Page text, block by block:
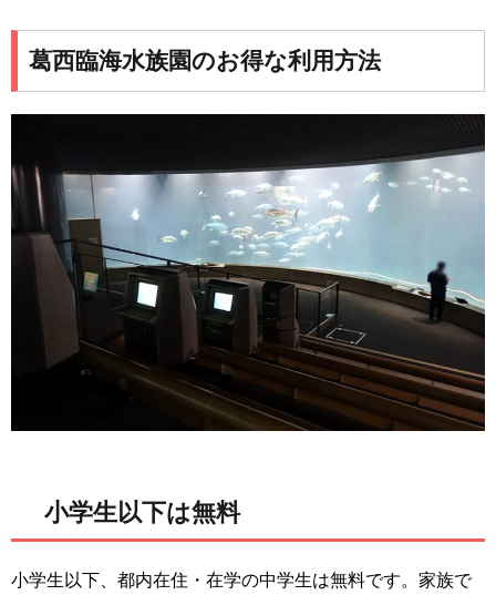
葛西臨海水族園のお得な利用方法
小学生以下は無料
小学生以下、都内在住・在学の中学生は無料です。家族で